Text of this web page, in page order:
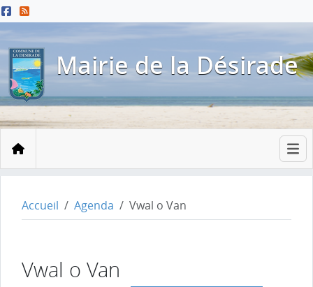
Menu principal
Contenu principal
Pied de page
Mairie de la Désirade
Accueil
Accueil Agenda Vwal o Van
Vwal o Van